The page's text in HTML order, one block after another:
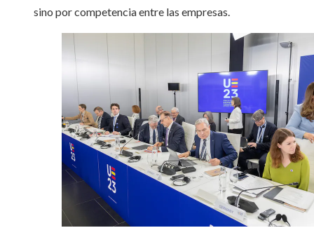
sino por competencia entre las empresas.